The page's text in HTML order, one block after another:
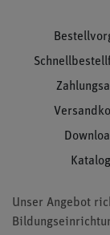
Unser Angebot